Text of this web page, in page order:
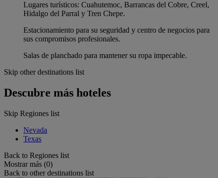
Lugares turísticos: Cuahutemoc, Barrancas del Cobre, Creel,
Hidalgo del Parral y Tren Chepe.
Estacionamiento para su seguridad y centro de negocios para
sus compromisos profesionales.
Salas de planchado para mantener su ropa impecable.
Skip other destinations list
Descubre más hoteles
Skip Regiones list
Nevada
Texas
Back to Regiones list
Mostrar más (0)
Back to other destinations list